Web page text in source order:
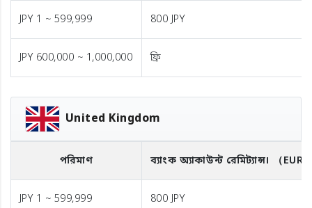
JPY 1 ~ 599,999 800 JPY
JPY 600,000 ~ 1,000,000 ফ্রি
United Kingdom
পরিমাণ ব্যাংক অ্যাকাউন্ট রেমিট্যান্স। （EUR
JPY 1 ~ 599,999 800 JPY